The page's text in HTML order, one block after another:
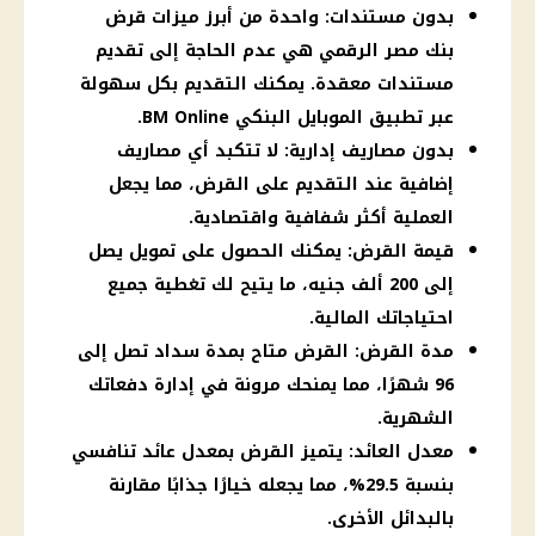
بدون مستندات: واحدة من أبرز ميزات قرض
بنك مصر الرقمي هي عدم الحاجة إلى تقديم
مستندات معقدة. يمكنك التقديم بكل سهولة
عبر تطبيق الموبايل البنكي BM Online.
بدون مصاريف إدارية: لا تتكبد أي مصاريف
إضافية عند التقديم على القرض، مما يجعل
العملية أكثر شفافية واقتصادية.
قيمة القرض: يمكنك الحصول على تمويل يصل
إلى 200 ألف جنيه، ما يتيح لك تغطية جميع
احتياجاتك المالية.
مدة القرض: القرض متاح بمدة سداد تصل إلى
96 شهرًا، مما يمنحك مرونة في إدارة دفعاتك
الشهرية.
معدل العائد: يتميز القرض بمعدل عائد تنافسي
بنسبة 29.5%، مما يجعله خيارًا جذابًا مقارنة
بالبدائل الأخرى.